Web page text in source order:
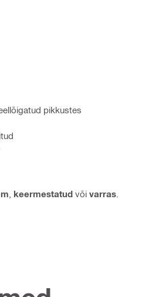
pikkustes
keermestatud või varras